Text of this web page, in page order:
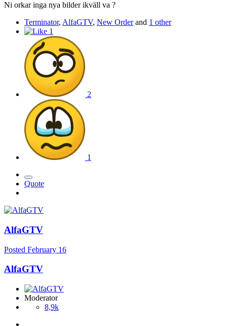
Ni orkar inga nya bilder ikväll va ?
Terminator, AlfaGTV, New Orderand 1 other
1
2
1
Quote
AlfaGTV
Posted February 16
AlfaGTV
Moderator
8,9k